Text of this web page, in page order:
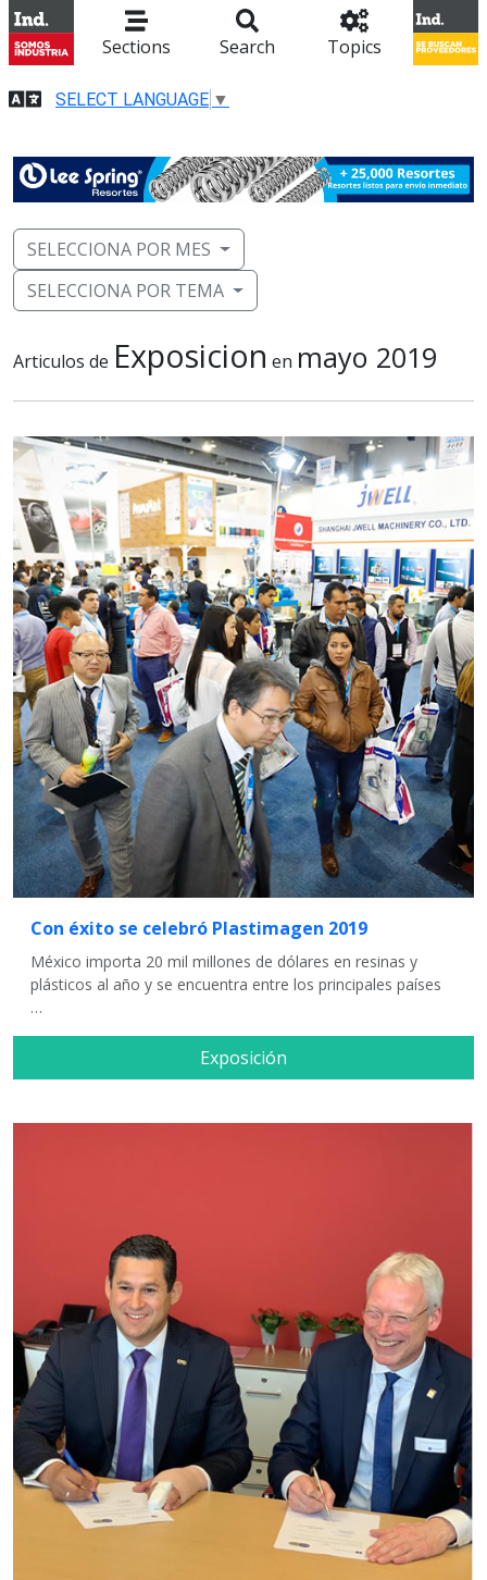
Sections Search Topics
SELECT LANGUAGE ▼
SELECCIONA POR MES
SELECCIONA POR TEMA
Articulos de Exposicion en mayo 2019
Con éxito se celebró Plastimagen 2019
México importa 20 mil millones de dólares en resinas y
plásticos al año y se encuentra entre los principales países
…
Exposición